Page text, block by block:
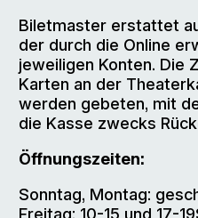
Biletmaster erstattet
der durch die Online
jeweiligen Konten. Die
Karten an der
werden gebeten, mit
die Kasse zwecks
Öffnungszeiten:
Sonntag, Montag:
Freitag: 10-15 und 17-